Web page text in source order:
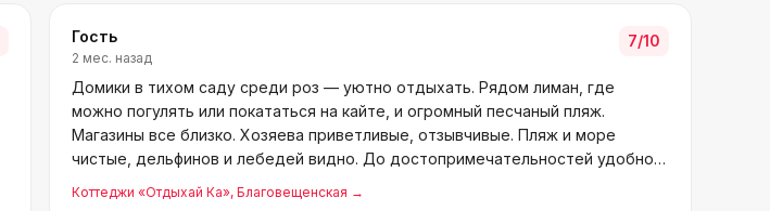
Гость
2 мес. назад
7/10
Домики в тихом саду среди роз — уютно отдыхать. Рядом лиман, где
можно погулять или покататься на кайте, и огромный песчаный пляж.
Магазины все близко. Хозяева приветливые, отзывчивые. Пляж и море
чистые, дельфинов и лебедей видно. До достопримечательностей удобно
Коттеджи «Отдыхай Ка», Благовещенская →